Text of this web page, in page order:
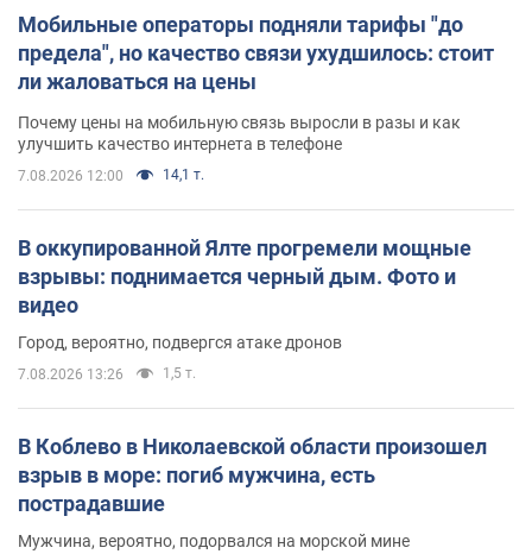
Мобильные операторы подняли тарифы "до
предела", но качество связи ухудшилось: стоит
ли жаловаться на цены
Почему цены на мобильную связь выросли в разы и как
улучшить качество интернета в телефоне
7.08.2026 12:00 14,1 т.
В оккупированной Ялте прогремели мощные
взрывы: поднимается черный дым. Фото и
видео
Город, вероятно, подвергся атаке дронов
7.08.2026 13:26 1,5 т.
В Коблево в Николаевской области произошел
взрыв в море: погиб мужчина, есть
пострадавшие
Мужчина, вероятно, подорвался на морской мине